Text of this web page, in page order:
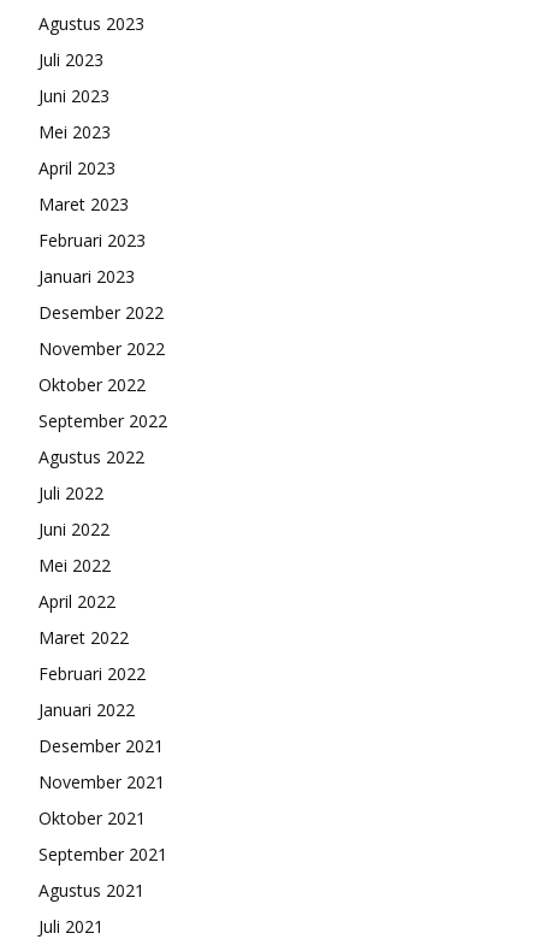
Agustus 2023
Juli 2023
Juni 2023
Mei 2023
April 2023
Maret 2023
Februari 2023
Januari 2023
Desember 2022
November 2022
Oktober 2022
September 2022
Agustus 2022
Juli 2022
Juni 2022
Mei 2022
April 2022
Maret 2022
Februari 2022
Januari 2022
Desember 2021
November 2021
Oktober 2021
September 2021
Agustus 2021
Juli 2021